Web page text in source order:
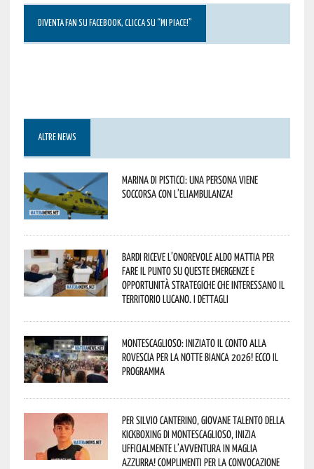
DIVENTA FAN SU FACEBOOK, CLICCA SU “MI PIACE!”
ALTRE NEWS
Marina di Pisticci: una persona viene
soccorsa con l’eliambulanza!
Bardi riceve l’onorevole Aldo Mattia per
fare il punto su queste emergenze e
opportunità strategiche che interessano il
territorio lucano. I dettagli
Montescaglioso: iniziato il conto alla
rovescia per la Notte Bianca 2026! Ecco il
programma
Per Silvio Canterino, giovane talento della
kickboxing di Montescaglioso, inizia
ufficialmente l’avventura in maglia
azzurra! Complimenti per la convocazione